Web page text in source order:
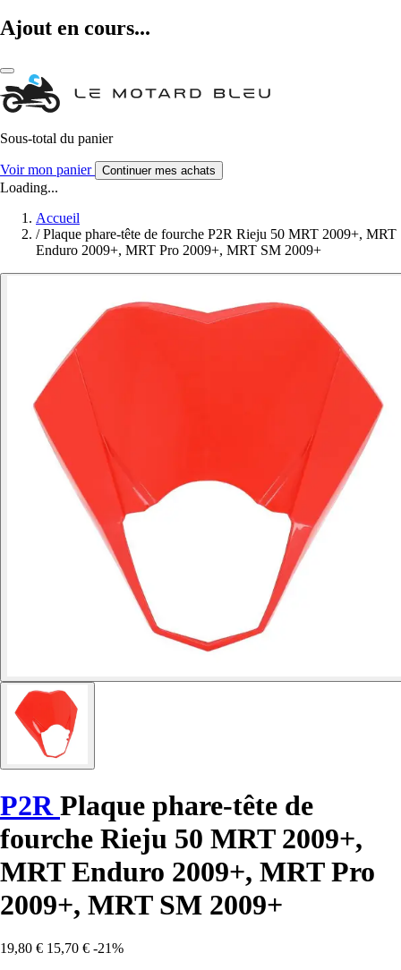
Ajout en cours...
Sous-total du panier
Voir mon panier Continuer mes achats
Loading...
Accueil
/ Plaque phare-tête de fourche P2R Rieju 50 MRT 2009+, MRT
Enduro 2009+, MRT Pro 2009+, MRT SM 2009+
P2R Plaque phare-tête de
fourche Rieju 50 MRT 2009+,
MRT Enduro 2009+, MRT Pro
2009+, MRT SM 2009+
19,80 € 15,70 € -21%